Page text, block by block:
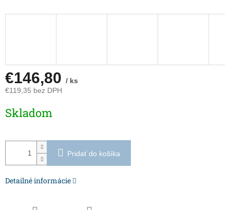
€146,80 / ks
€119,35 bez DPH
cena:
Skladom
Pridať do košíka
Detailné informácie